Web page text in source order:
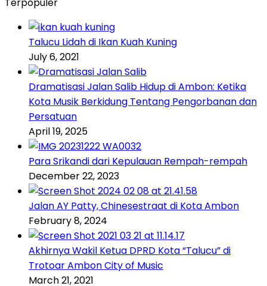
Talucu Lidah di Ikan Kuah Kuning
July 6, 2021
Dramatisasi Jalan Salib Hidup di Ambon: Ketika
Kota Musik Berkidung Tentang Pengorbanan dan
Persatuan
April 19, 2025
Para Srikandi dari Kepulauan Rempah-rempah
December 22, 2023
Jalan AY Patty, Chinesestraat di Kota Ambon
February 8, 2024
Akhirnya Wakil Ketua DPRD Kota “Talucu” di
Trotoar Ambon City of Music
March 21, 2021